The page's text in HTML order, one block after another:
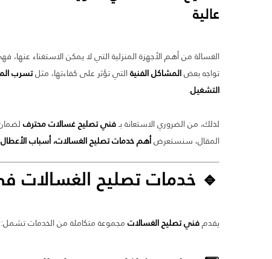
عالية
الغسالة من أهم الأجهزة المنزلية التي لا يمكن الاستغناء
تواجه بعضالمشاكل الفنيةالتي تؤثر على كفاءتها، مثلتسرب
التشغيل.
لذلك، من الضروري الاستعانة بـفني تصليح غسالات محترف
المقال، سنستعرضأهم خدمات تصليح الغسالات، أسباب
🔹 خدماتتصليح الغسالات
يقدمفني تصليح الغسالاتمجموعة متكاملة من الخدمات تشمل: